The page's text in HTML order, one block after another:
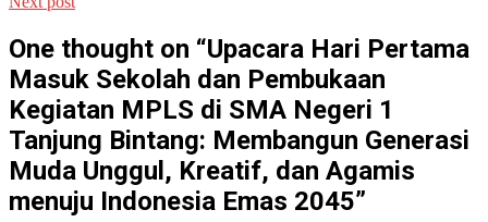
navigation
One thought on “Upacara Hari Pertama
Masuk Sekolah dan Pembukaan
Kegiatan MPLS di SMA Negeri 1
Tanjung Bintang: Membangun Generasi
Muda Unggul, Kreatif, dan Agamis
menuju Indonesia Emas 2045”